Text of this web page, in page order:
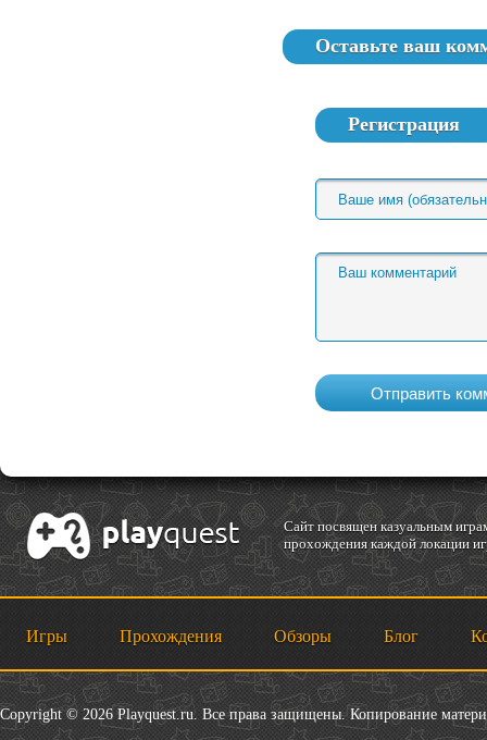
Оставьте ваш
Регистрация
Cайт посвящен казуальным
прохождения каждой локации
Игры Прохождения Обзоры Блог
Copyright © 2026 Playquest.ru. Все права защищены. Копирование